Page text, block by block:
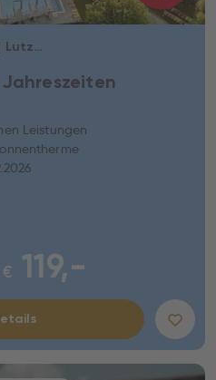
Österreich | Burgenland | Lutzmannsburg
Leistungen
€ 119,-